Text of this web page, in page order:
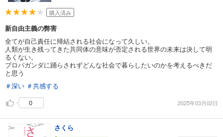
購入済み
新自由主義の弊害
全てが自己責任に帰結される社会になって久しい。
人類が生き残ってきた共同体の意味が否定される世界の未来は決して明
るくない。
プロパガンダに踊らされずどんな社会で暮らしたいのかを考えるべきだ
と思う
＃深い ＃共感する
0
2025年03月02日
さくら